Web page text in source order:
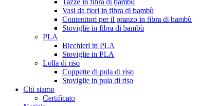
Vasi da fiori in fibra di bambù
Contenitori per il pranzo in fibra di bambù
Stoviglie in fibra di bambù
PLA
Bicchieri in PLA
Stoviglie in PLA
Lolla di riso
Coppette di pula di riso
Stoviglie in pula di riso
Chi siamo
Certificato